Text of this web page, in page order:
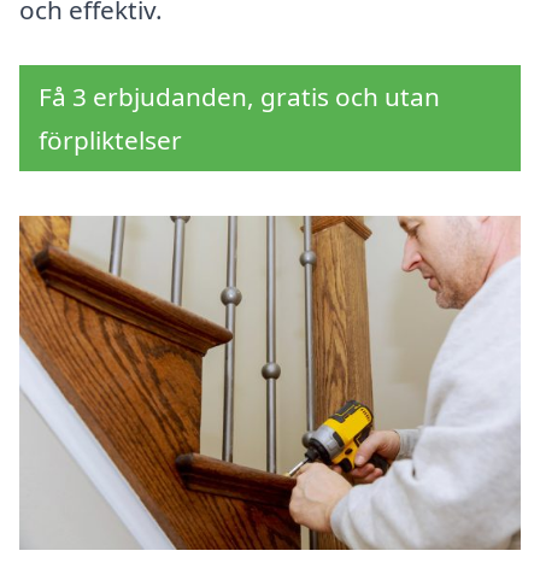
och effektiv.
Få 3 erbjudanden, gratis och utan
förpliktelser